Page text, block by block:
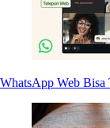
WhatsApp Web Bisa